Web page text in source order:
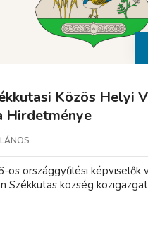
Közös Helyi
Hirdetménye
os országgyűlési képviselők
Székkutas község